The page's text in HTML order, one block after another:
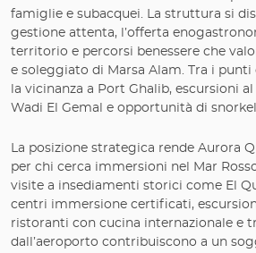
famiglie e subacquei. La struttura si
gestione attenta, l’offerta
territorio e percorsi benessere che
e soleggiato di Marsa Alam. Tra i punti
la vicinanza a Port Ghalib, escursioni
Wadi El Gemal e opportunità di
La posizione strategica rende Aurora
per chi cerca immersioni nel Mar
visite a insediamenti storici come El
centri immersione certificati,
ristoranti con cucina internazionale e
dall’aeroporto contribuiscono a un